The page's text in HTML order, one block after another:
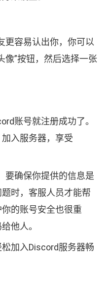
更容易认出你，你可以
像”按钮，然后选择一张
账号就注册成功了。
入服务器，享受
要确保你提供的信息是
时，客服人员才能帮
的账号安全也很重
他人。